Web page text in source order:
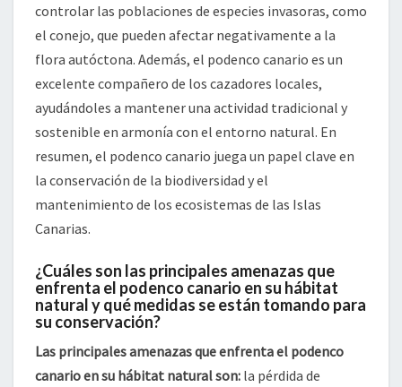
controlar las poblaciones de especies invasoras, como
el conejo, que pueden afectar negativamente a la
flora autóctona. Además, el podenco canario es un
excelente compañero de los cazadores locales,
ayudándoles a mantener una actividad tradicional y
sostenible en armonía con el entorno natural. En
resumen, el podenco canario juega un papel clave en
la conservación de la biodiversidad y el
mantenimiento de los ecosistemas de las Islas
Canarias.
¿Cuáles son las principales amenazas que
enfrenta el podenco canario en su hábitat
natural y qué medidas se están tomando para
su conservación?
Las principales amenazas que enfrenta el podenco
canario en su hábitat natural son: la pérdida de